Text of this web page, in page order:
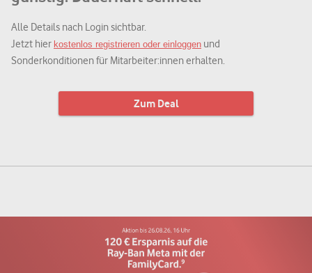
Alle Details nach Login sichtbar.
Jetzt hier kostenlos registrieren oder einloggen und
Sonderkonditionen für Mitarbeiter:innen erhalten.
Zum Deal